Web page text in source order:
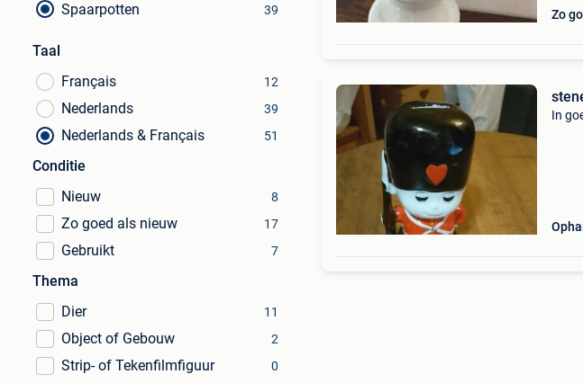
Spaarpotten
39
Taal
Français
12
Nederlands 39
Nederlands & Français 51
Conditie
Nieuw
8
Zo goed als nieuw 17
Gebruikt 7
Thema
Dier
11
Object of Gebouw 2
Strip- of Tekenfilmfiguur 0
Zo
In